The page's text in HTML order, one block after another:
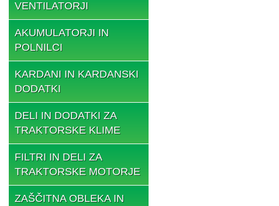
VENTILATORJI
AKUMULATORJI IN
POLNILCI
KARDANI IN KARDANSKI
DODATKI
DELI IN DODATKI ZA
TRAKTORSKE KLIME
FILTRI IN DELI ZA
TRAKTORSKE MOTORJE
ZAŠČITNA OBLEKA IN